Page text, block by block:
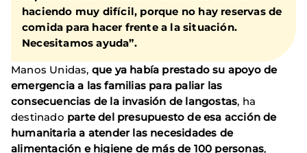
haciendo muy difícil, porque no hay reservas de
comida para hacer frente a la situación.
Necesitamos ayuda”.
Manos Unidas, que ya había prestado su apoyo de
emergencia a las familias para paliar las
consecuencias de la invasión de langostas, ha
destinado parte del presupuesto de esa acción de
humanitaria a atender las necesidades de
alimentación e higiene de más de 100 personas,